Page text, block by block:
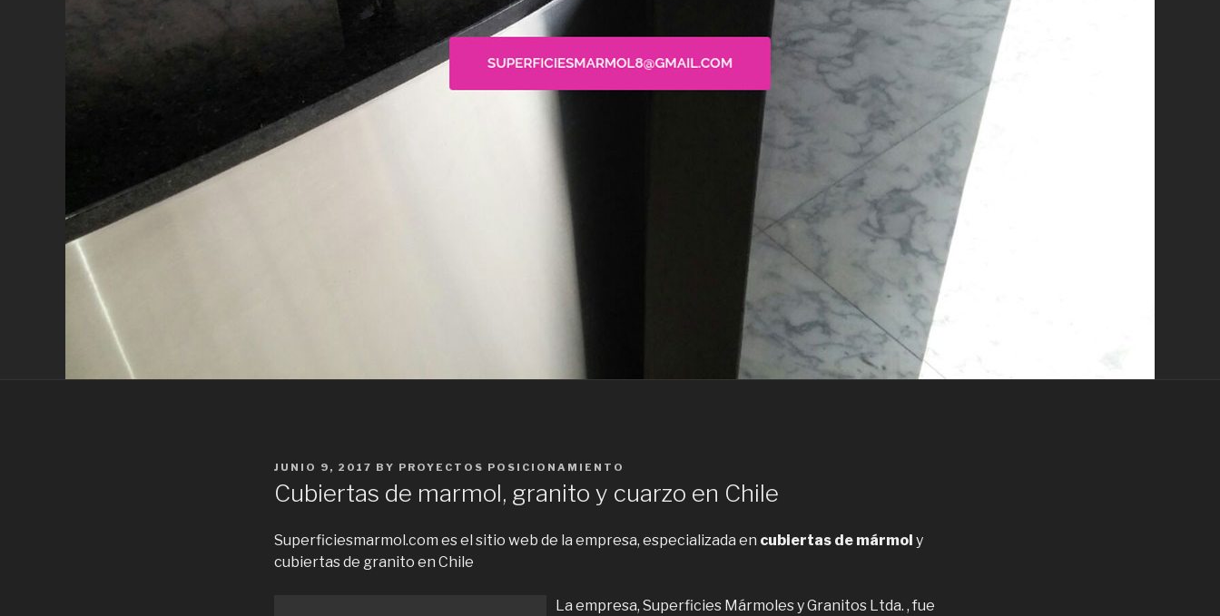
POSTED
JUNIO 9, 2017 BY PROYECTOS POSICIONAMIENTO
Cubiertas de marmol, granito y cuarzo en Chile
Superficiesmarmol.com es el sitio web de la empresa, especializada en cubiertas de mármol y
cubiertas de granito en Chile
La empresa, Superficies Mármoles y Granitos Ltda. , fue